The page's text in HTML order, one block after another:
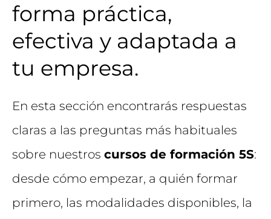
forma práctica,
efectiva y adaptada a
tu empresa.
En esta sección encontrarás respuestas
claras a las preguntas más habituales
sobre nuestros cursos de formación 5S:
desde cómo empezar, a quién formar
primero, las modalidades disponibles, la